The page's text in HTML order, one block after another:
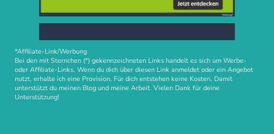
*Affiliate-Link/Werbung
Bei den mit Sternchen (*) gekennzeichneten Links handelt es sich um Werbe-
oder Affiliate-Links. Wenn du dich über diesen Link anmeldet oder ein Angebot
nutzt, erhalte ich eine Provision. Für dich entstehen keine Kosten. Damit
unterstützt du meinen Blog und meine Arbeit. Vielen Dank für deine
Unterstützung!